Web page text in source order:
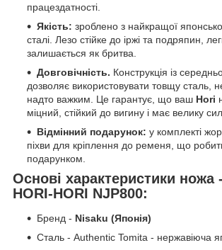
працездатності.
Якість: зроблено з найкращої
сталі. Лезо стійке до іржі та подряпин,
залишається як бритва.
Довговічність. Конструкція із
дозволяє використовувати товщу сталь,
надто важким. Це гарантує, що ваш Hori
міцний, стійкий до вигину і має велику
Відмінний подарунок: у комплекті
піхви для кріплення до ременя, що
подарунком.
Основі характеристики ножа
HORI-HORI NJP800:
Бренд - Nisaku (Японія)
Сталь - Authentic Tomita - нержавіюча